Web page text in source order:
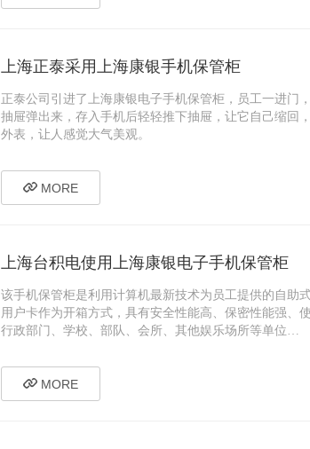
上海正泰采用上海康银手机保管柜
正泰公司引进了上海康银电子手机保管柜，员工一进门
抽屉弹出来，存入手机后轻轻推下抽屉，让它自己缩回
外表，让人感觉大气美观。
MORE
上海台积电使用上海康银电子手机保管柜
该手机保管柜是利用计算机最新技术为员工提供的自助
用户卡作为开箱方式，具有安全性能高、保密性能强、
行政部门、学校、部队、会所、其他娱乐场所等单位…
MORE